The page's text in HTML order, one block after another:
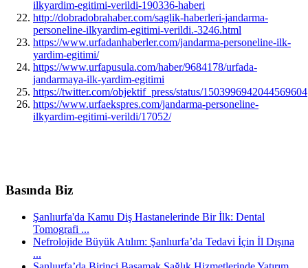
ilkyardim-egitimi-verildi-190336-haberi
http://dobradobrahaber.com/saglik-haberleri-jandarma-
personeline-ilkyardim-egitimi-verildi.-3246.html
https://www.urfadanhaberler.com/jandarma-personeline-ilk-
yardim-egitimi/
https://www.urfapusula.com/haber/9684178/urfada-
jandarmaya-ilk-yardim-egitimi
https://twitter.com/objektif_press/status/1503996942044569604
https://www.urfaekspres.com/jandarma-personeline-
ilkyardim-egitimi-verildi/17052/
Basında Biz
Şanlıurfa'da Kamu Diş Hastanelerinde Bir İlk: Dental
Tomografi ...
Nefrolojide Büyük Atılım: Şanlıurfa’da Tedavi İçin İl Dışına
...